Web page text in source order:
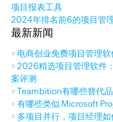
项目报表工具
2024年排名前6的项目管
最新新闻
电商创业免费项目管理
2026精选项目管理软件
案评测
Teambition有哪些替代
有哪些类似 Microsoft
多项目并行，项目经理如